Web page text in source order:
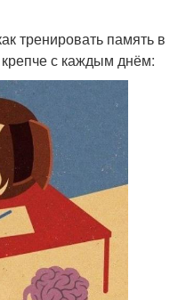
тренировать память в
с каждым днём: